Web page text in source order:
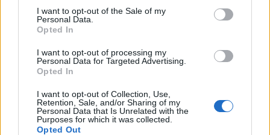
consent section.
I want to opt-out of the Sale of my
Personal Data.
Opted In
I want to opt-out of processing my
Personal Data for Targeted Advertising.
Opted In
I want to opt-out of Collection, Use,
Retention, Sale, and/or Sharing of my
Personal Data that Is Unrelated with the
Purposes for which it was collected.
Opted Out